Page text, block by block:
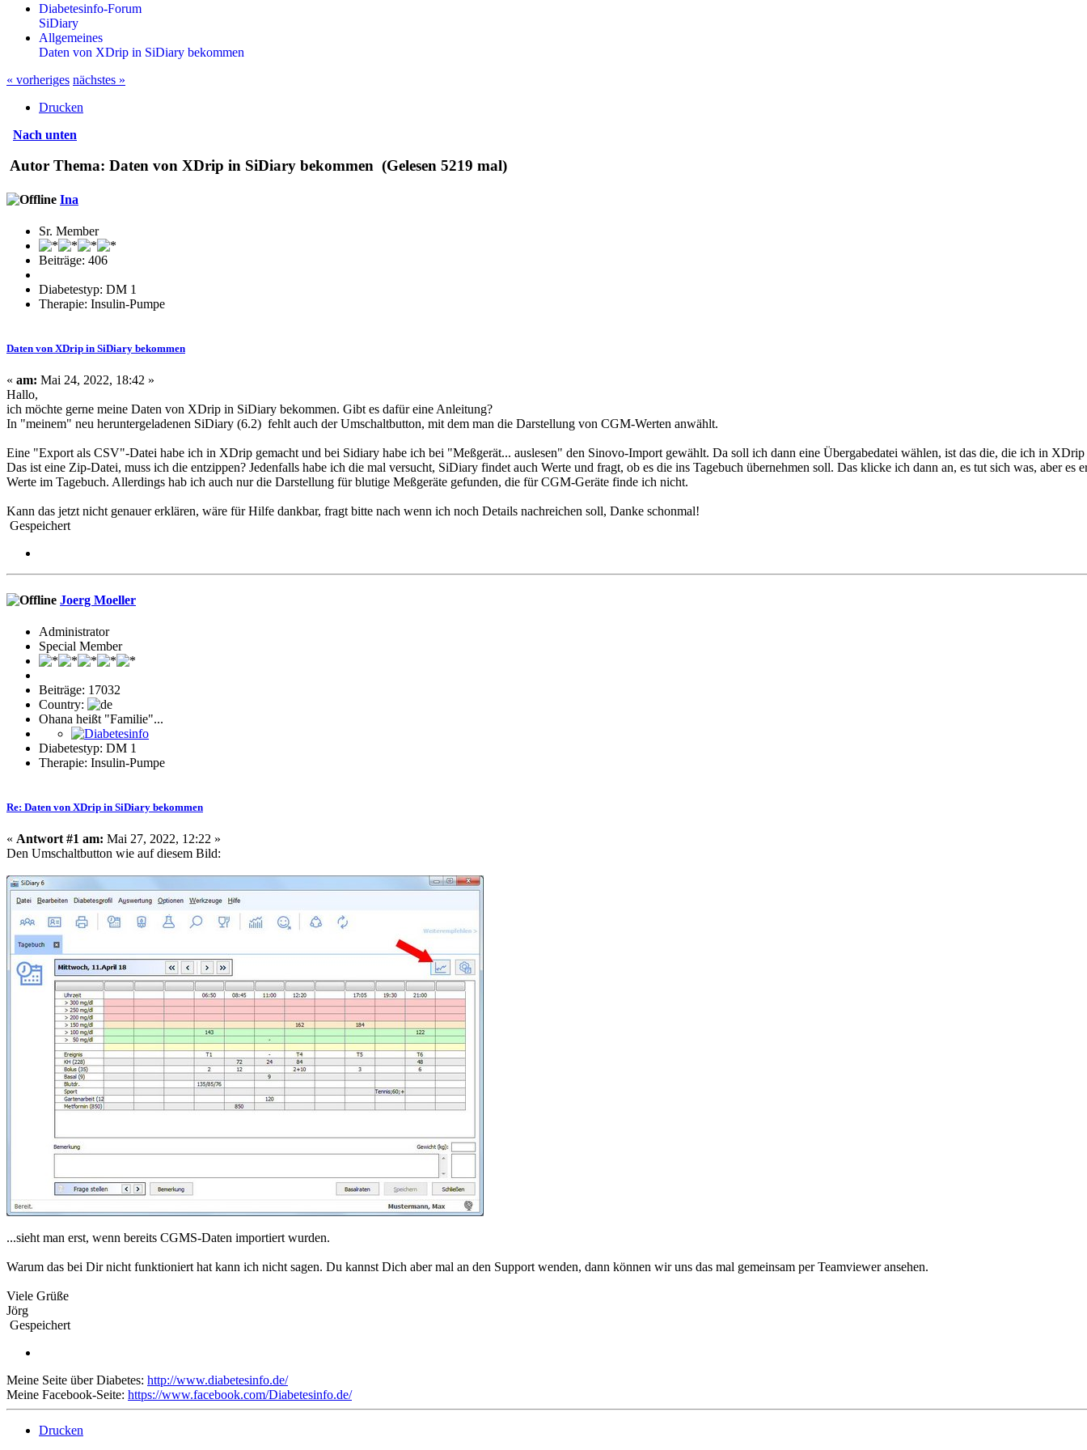
Diabetesinfo-Forum
SiDiary
Allgemeines
Daten von XDrip in SiDiary bekommen
« vorheriges nächstes »
Drucken
Nach unten
Autor Thema: Daten von XDrip in SiDiary bekommen (Gelesen 5219 mal)
Ina
Sr. Member
Beiträge: 406
Diabetestyp: DM 1
Therapie: Insulin-Pumpe
Daten von XDrip in SiDiary bekommen
« am: Mai 24, 2022, 18:42 »
Hallo,
ich möchte gerne meine Daten von XDrip in SiDiary bekommen. Gibt es dafür eine Anleitung?
In "meinem" neu heruntergeladenen SiDiary (6.2) fehlt auch der Umschaltbutton, mit dem man die Darstellung von CGM-Werten anwählt.
Eine "Export als CSV"-Datei habe ich in XDrip gemacht und bei Sidiary habe ich bei "Meßgerät... auslesen" den Sinovo-Import gewählt. Da soll ich dann eine Übergabedatei wählen, ist das die, die ich in XDrip
Das ist eine Zip-Datei, muss ich die entzippen? Jedenfalls habe ich die mal versucht, SiDiary findet auch Werte und fragt, ob es die ins Tagebuch übernehmen soll. Das klicke ich dann an, es tut sich was, aber es
Werte im Tagebuch. Allerdings hab ich auch nur die Darstellung für blutige Meßgeräte gefunden, die für CGM-Geräte finde ich nicht.
Kann das jetzt nicht genauer erklären, wäre für Hilfe dankbar, fragt bitte nach wenn ich noch Details nachreichen soll, Danke schonmal!
Gespeichert
Joerg Moeller
Administrator
Special Member
Beiträge: 17032
Country:
Ohana heißt "Familie"...
Diabetestyp: DM 1
Therapie: Insulin-Pumpe
Re: Daten von XDrip in SiDiary bekommen
« Antwort #1 am: Mai 27, 2022, 12:22 »
Den Umschaltbutton wie auf diesem Bild:
...sieht man erst, wenn bereits CGMS-Daten importiert wurden.
Warum das bei Dir nicht funktioniert hat kann ich nicht sagen. Du kannst Dich aber mal an den Support wenden, dann können wir uns das mal gemeinsam per Teamviewer ansehen.
Viele Grüße
Jörg
Gespeichert
Meine Seite über Diabetes: http://www.diabetesinfo.de/
Meine Facebook-Seite: https://www.facebook.com/Diabetesinfo.de/
Drucken